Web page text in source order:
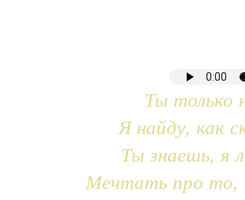
Ты только
Я найду, как
Ты знаешь, я
Мечтать про то,